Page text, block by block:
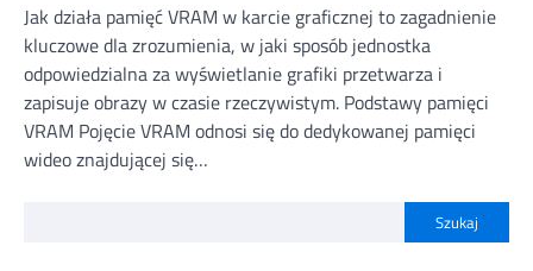
Jak działa pamięć VRAM w karcie graficznej to zagadnienie
kluczowe dla zrozumienia, w jaki sposób jednostka
odpowiedzialna za wyświetlanie grafiki przetwarza i
zapisuje obrazy w czasie rzeczywistym. Podstawy pamięci
VRAM Pojęcie VRAM odnosi się do dedykowanej pamięci
wideo znajdującej się…
Szukaj